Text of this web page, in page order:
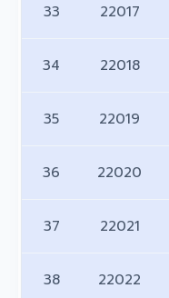
33 22017
34 22018
35 22019
36 22020
37 22021
38 22022